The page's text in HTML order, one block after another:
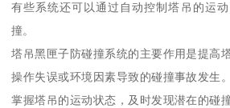
有些系统还可以通过自动控制塔吊的运
撞。
塔吊黑匣子防碰撞系统的主要作用是提高
操作失误或环境因素导致的碰撞事故发生
掌握塔吊的运动状态，及时发现潜在的碰